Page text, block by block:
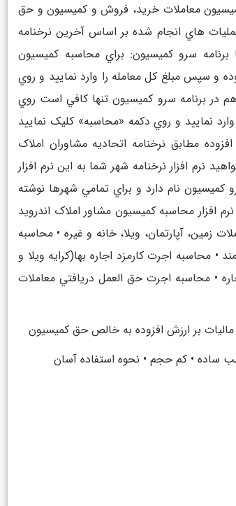
معاملات خريد، فروش و کميسيون و حق
هاي انجام شده بر اساس آخرين نرخنامه
برنامه سرو کميسيون: براي محاسبه کميسيون
سپس مبلغ کل معامله را وارد نماييد و روي
در برنامه سرو کميسيون تنها کافي است روي
نماييد و روي دکمه «محاسبه» کليک نماييد
مطابق نرخنامه اتحاديه مشاوران املاک
نرم افزار نرخنامه شهر شما به اين نرم افزار
نام دارد و براي تمامي شهرها نوشته
افزار محاسبه کميسيون مشاور املاک اندرويد
زمين، آپارتمان، ويلا، خانه و غيره • محاسبه
محاسبه اجرت کارمزد اجاره بها(کرايه ويلا و
• محاسبه اجرت حق العمل دريافتي معاملات
بر ارزش افزوده به خالص حق کميسيون
ساده • کم حجم • نحوه استفاده آسان